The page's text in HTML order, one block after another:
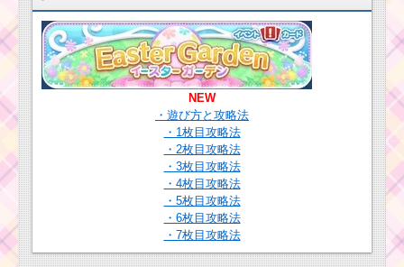
ーの基礎情報とスキル
画像･高得点をだすに
は？
ツムツム！スプ
リングミスバニ
ーの使い方とス
キル動画｜大き
なボムが発生し
大ツムとしてカ
ウントされる
ツムツムキャラクタ
ー！ザズーの基礎情報
とスキル画像･高得点を
だすには？
クター！レディ
の基礎情報とス
キル画像･高得点
をだすには？
ツムツムキャラクタ
NEW
・遊び方と攻略法
・1枚目攻略法
・2枚目攻略法
・3枚目攻略法
・4枚目攻略法
・5枚目攻略法
・6枚目攻略法
・7枚目攻略法